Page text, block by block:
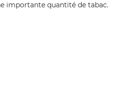
importante quantité de tabac.